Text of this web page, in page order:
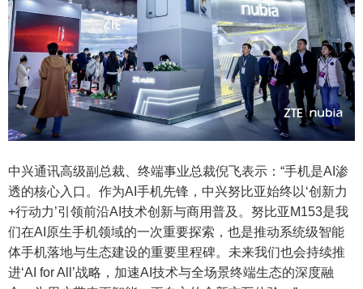
中兴通讯高级副总裁、终端事业总裁倪飞表示：“手机是AI渗
透的核心入口。作为AI手机先锋，中兴努比亚始终以‘创新力
+行动力’引领前沿AI技术创新与商用普及。努比亚M153是我
们在AI原生手机领域的一次重要探索，也是推动系统级智能
体手机落地与生态建设的重要里程碑。未来我们也会持续推
进‘AI for All’战略，加速AI技术与全场景终端生态的深度融